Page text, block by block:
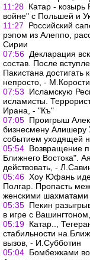
11:28 Катар - козырь
войне" с Польшей и
11:27
Российский
рэпом из Алеппо,
Сирии
07:56 Декларация
состав. После
Пакистана достигать
непросто, -
07:53
Исламскую
исламисты.
Ирана, - "Къ"
07:05 Проигрыш
бизнесмену Алишеру
событием уходящей
05:54 Возвращение
Ближнего Востока".
действовать, -
05:46 Хоу Юфань
Полгар. Пропасть
женскими шахматами
05:35 Пекин
в игре с
05:19 Катар..,
стабильности на
вызов, - И.Субботин
05:04 Бомбежками